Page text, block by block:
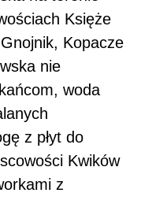
Księże
Kopacze
nie
woda
z płyt do
Kwików
z